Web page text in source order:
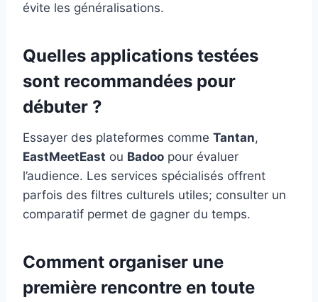
évite les généralisations.
Quelles applications testées
sont recommandées pour
débuter ?
Essayer des plateformes comme Tantan,
EastMeetEast ou Badoo pour évaluer
l’audience. Les services spécialisés offrent
parfois des filtres culturels utiles; consulter un
comparatif permet de gagner du temps.
Comment organiser une
première rencontre en toute